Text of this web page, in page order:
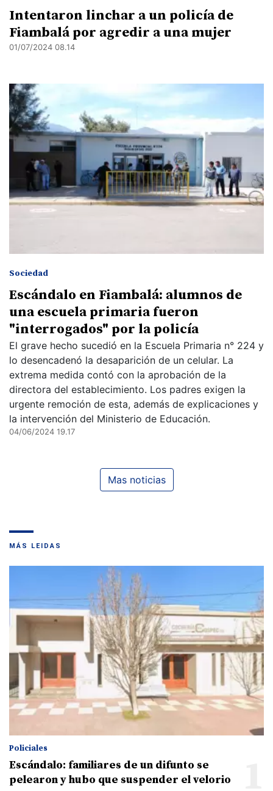
Intentaron linchar a un policía de
Fiambalá por agredir a una mujer
01/07/2024 08.14
Sociedad
Escándalo en Fiambalá: alumnos de
una escuela primaria fueron
"interrogados" por la policía
El grave hecho sucedió en la Escuela Primaria n° 224 y
lo desencadenó la desaparición de un celular. La
extrema medida contó con la aprobación de la
directora del establecimiento. Los padres exigen la
urgente remoción de esta, además de explicaciones y
la intervención del Ministerio de Educación.
04/06/2024 19.17
Mas noticias
MÁS LEIDAS
Policiales
Escándalo: familiares de un difunto se
pelearon y hubo que suspender el velorio